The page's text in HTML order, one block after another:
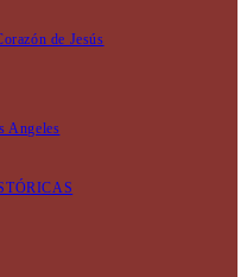
de Jesús
Angeles